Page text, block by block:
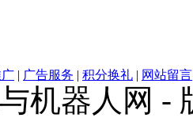
| 广告服务 | 积分换礼 | 网站留言
机器人网 -